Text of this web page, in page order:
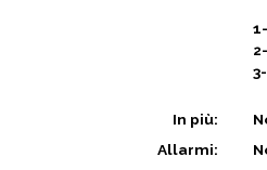
In più:
Allarmi: